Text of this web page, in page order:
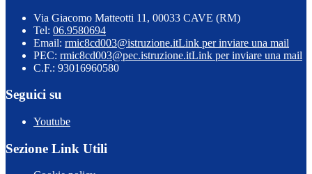
Via Giacomo Matteotti 11, 00033 CAVE (RM)
Tel: 06.9580694
Email: rmic8cd003@istruzione.itLink per inviare una mail
PEC: rmic8cd003@pec.istruzione.itLink per inviare una mail
C.F.: 93016960580
Seguici su
Youtube
Sezione Link Utili